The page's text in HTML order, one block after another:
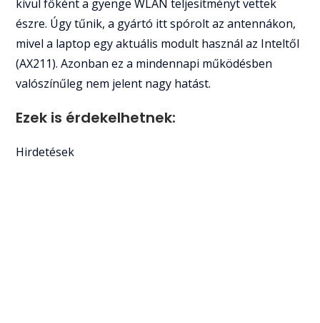
kívül főként a gyenge WLAN teljesítményt vettek
észre. Úgy tűnik, a gyártó itt spórolt az antennákon,
mivel a laptop egy aktuális modult használ az Inteltől
(AX211). Azonban ez a mindennapi működésben
valószínűleg nem jelent nagy hatást.
Ezek is érdekelhetnek:
Hirdetések